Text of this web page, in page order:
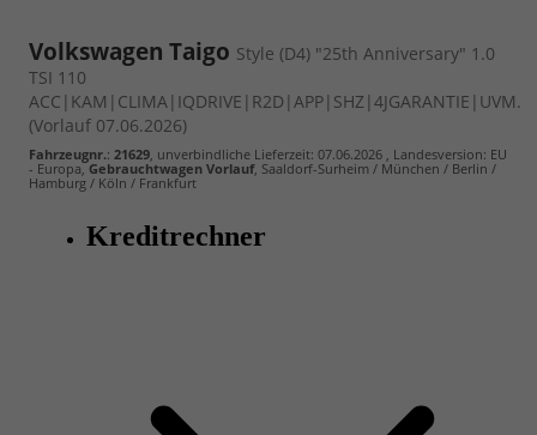
Volkswagen Taigo Style (D4) "25th Anniversary" 1.0
TSI 110
ACC|KAM|CLIMA|IQDRIVE|R2D|APP|SHZ|4JGARANTIE|UVM.
(Vorlauf 07.06.2026)
Fahrzeugnr.: 21629, unverbindliche Lieferzeit: 07.06.2026 , Landesversion: EU
- Europa,Gebrauchtwagen Vorlauf, Saaldorf-Surheim / München / Berlin /
Hamburg / Köln / Frankfurt